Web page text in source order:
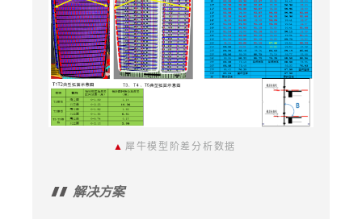
▲ 犀牛模型阶差分析数据
解决方案